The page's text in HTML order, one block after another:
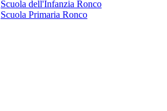
Scuola dell'Infanzia Ronco
Scuola Primaria Ronco